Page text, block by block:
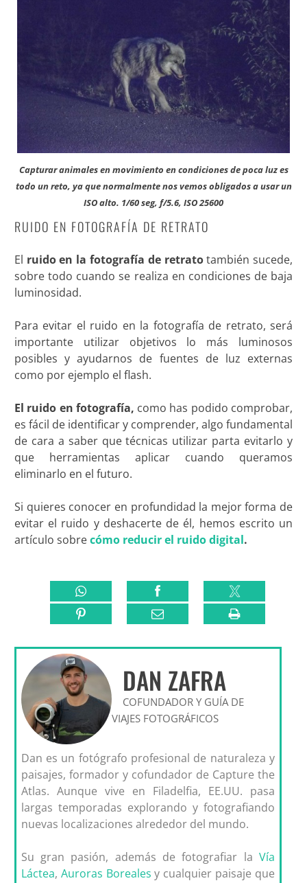
Capturar animales en movimiento en condiciones de poca luz es
todo un reto, ya que normalmente nos vemos obligados a usar un
ISO alto. 1/60 seg, f/5.6, ISO 25600
RUIDO EN FOTOGRAFÍA DE RETRATO
El ruido en la fotografía de retratotambién sucede,
sobre todo cuando se realiza en condiciones de baja
luminosidad.
Para evitar el ruido en la fotografía de retrato, será
importante utilizar objetivos lo más luminosos
posibles y ayudarnos de fuentes de luz externas
como por ejemplo el flash.
El ruido en fotografía, como has podido comprobar,
es fácil de identificar y comprender, algo fundamental
de cara a saber que técnicas utilizar parta evitarlo y
que herramientas aplicar cuando queramos
eliminarlo en el futuro.
Si quieres conocer en profundidad la mejor forma de
evitar el ruido y deshacerte de él, hemos escrito un
artículo sobrecómo reducir el ruido digital.
DAN ZAFRA
COFUNDADOR Y GUÍA DE
VIAJES FOTOGRÁFICOS
Dan es un fotógrafo profesional de naturaleza y
paisajes, formador y cofundador de Capture the
Atlas. Aunque vive en Filadelfia, EE.UU. pasa
largas temporadas explorando y fotografiando
nuevas localizaciones alrededor del mundo.
Su gran pasión, además de fotografiar la Vía
Láctea, Auroras Boreales y cualquier paisaje que